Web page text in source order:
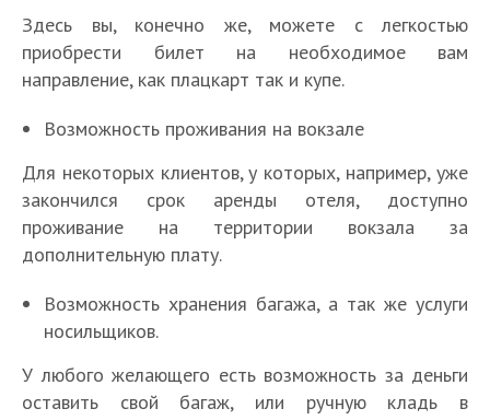
Здесь вы, конечно же, можете с легкостью
приобрести билет на необходимое вам
направление, как плацкарт так и купе.
Возможность проживания на вокзале
Для некоторых клиентов, у которых, например, уже
закончился срок аренды отеля, доступно
проживание на территории вокзала за
дополнительную плату.
Возможность хранения багажа, а так же услуги
носильщиков.
У любого желающего есть возможность за деньги
оставить свой багаж, или ручную кладь в